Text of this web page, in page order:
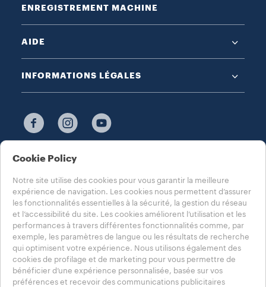
ENREGISTREMENT MACHINE
AIDE
INFORMATIONS LÉGALES
CHOISISSEZ VOTRE PAYS
FRANCE
Réglements jeu concours lavazza
Vie privée
Politique en matière de cookies
Mentions légales
Réglage des cookies
Whistleblowing
Déclaration d’accessibilité
Cookie Policy
Notre site utilise des cookies pour vous garantir la meilleure
expérience de navigation. Les cookies nous permettent d’assurer
les fonctionnalités essentielles à la sécurité, la gestion du réseau
et l’accessibilité du site. Les cookies améliorent l’utilisation et les
performances à travers différentes fonctionnalités comme, par
exemple, les paramètres de langue ou les résultats de recherche
qui optimisent votre expérience. Nous utilisons également des
cookies de profilage et de marketing pour vous permettre de
bénéficier d’une expérience personnalisée, basée sur vos
préférences et recevoir des communications publicitaires